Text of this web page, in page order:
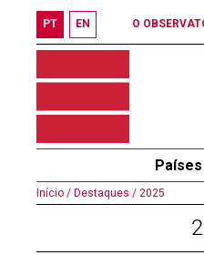
PT EN O
Países
Início / Destaques / 2025